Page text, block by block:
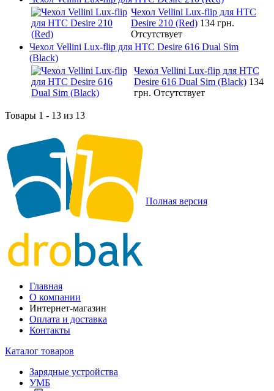
Чехол Vellini Lux-flip для HTC
Desire 210 (Red) 134 грн.
Отсутствует
Чехол Vellini Lux-flip для HTC Desire 616 Dual Sim
(Black)
Чехол Vellini Lux-flip для HTC
Desire 616 Dual Sim (Black) 134
грн. Отсутствует
Товары 1 - 13 из 13
Полная версия
Главная
О компании
Интернет-магазин
Оплата и доставка
Контакты
Каталог товаров
Зарядные устройства
УМБ